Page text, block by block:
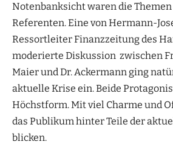
Notenbanksicht waren die
Referenten. Eine von Hermann-
Ressortleiter Finanzzeitung des
moderierte Diskussion zwischen
Maier und Dr. Ackermann ging
aktuelle Krise ein. Beide
Höchstform. Mit viel Charme und
das Publikum hinter Teile der
blicken.